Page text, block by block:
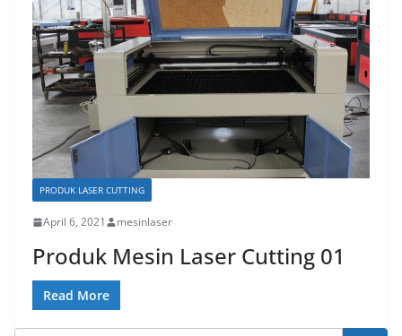
PRODUK LASER CUTTING
April 6, 2021 mesinlaser
Produk Mesin Laser Cutting 01
Read More